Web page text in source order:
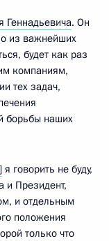
Геннадьевича. Он
из важнейших
будет как раз
компаниям,
тех задач,
борьбы наших
я говорить не буду,
и Президент,
и отдельным
положения
только что